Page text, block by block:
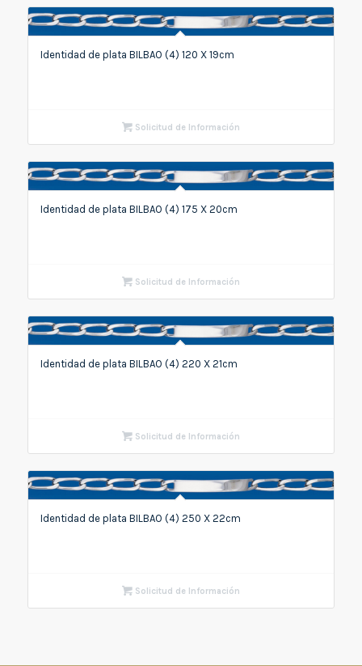
Identidad de plata BILBAO (4) 120 X 19cm
Solicitud de Información
Identidad de plata BILBAO (4) 175 X 20cm
Solicitud de Información
Identidad de plata BILBAO (4) 220 X 21cm
Solicitud de Información
Identidad de plata BILBAO (4) 250 X 22cm
Solicitud de Información